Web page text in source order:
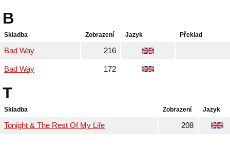
B
Skladba Zobrazení Jazyk Překlad
Bad Way 216
Bad Way 172
T
Skladba Zobrazení Jazyk
Tonight & The Rest Of My Life 208